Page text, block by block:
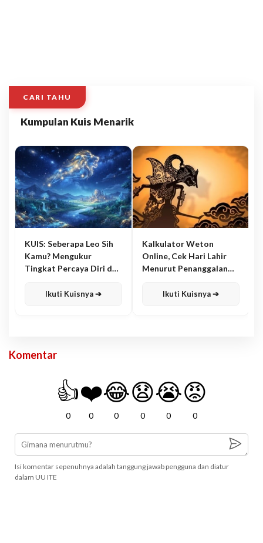
CARI TAHU
Kumpulan Kuis Menarik
KUIS: Seberapa Leo Sih
Kamu? Mengukur
Tingkat Percaya Diri dan
Ikuti Kuisnya ➔
Kalkulator Weton
Online, Cek Hari Lahir
Menurut Penanggalan
Ikuti Kuisnya ➔
Komentar
👍
0
❤️
0
😂
0
😧
0
😭
0
😡
0
Isi komentar sepenuhnya adalah tanggung jawab pengguna dan diatur
dalam UU ITE